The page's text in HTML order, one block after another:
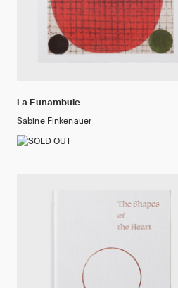
La Funambule
Sabine Finkenauer